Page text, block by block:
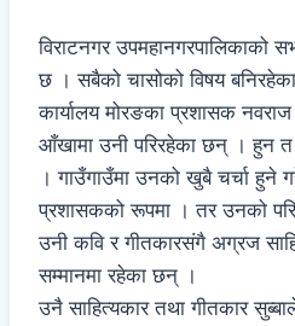
विराटनगर उपमहानगरपालिकाको
छ । सबैको चासोको विषय
कार्यालय मोरङका प्रशासक
आँखामा उनी परिरहेका छन् । हुन
। गाउँगाउँमा उनको खुबै चर्चा
प्रशासकको रूपमा । तरउनको
उनी कवि र गीतकारसंगै अग्रज
सम्मानमा रहेका छन् ।
उनै साहित्यकार तथा गीतकार